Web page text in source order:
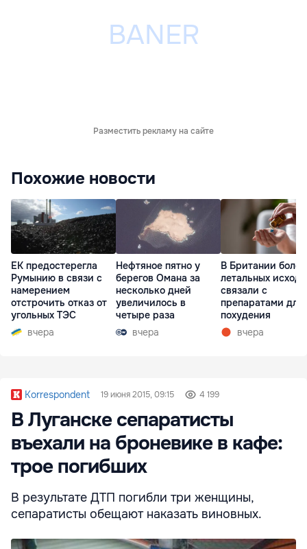
Разместить рекламу на сайте
Похожие новости
ЕК предостерегла
Румынию в связи с
намерением
отстрочить отказ от
угольных ТЭС
вчера
Нефтяное пятно у
берегов Омана за
несколько дней
увеличилось в
четыре раза
вчера
В Британии
летальных
связали с
препаратами для
похудения
вчера
Korrespondent 19 июня 2015, 09:15 4 199
В Луганске сепаратисты
въехали на броневике в кафе:
трое погибших
В результате ДТП погибли три женщины,
сепаратисты обещают наказать виновных.